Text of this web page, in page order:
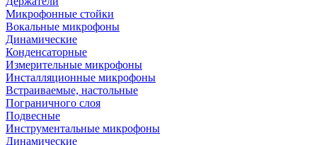
Микрофонные стойки
Вокальные микрофоны
Динамические
Конденсаторные
Измерительные микрофоны
Инсталляционные микрофоны
Встраиваемые, настольные
Пограничного слоя
Подвесные
Инструментальные микрофоны
Динамические